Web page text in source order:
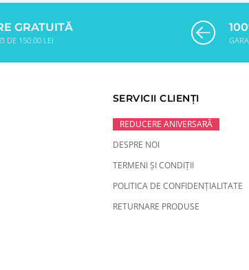
GRATUITĂ
DE 150.00 LEI
SERVICII CLIENȚI
REDUCERE ANIVERSARĂ
DESPRE NOI
TERMENI ȘI CONDIȚII
POLITICA DE CONFIDENȚIALITATE
RETURNARE PRODUSE